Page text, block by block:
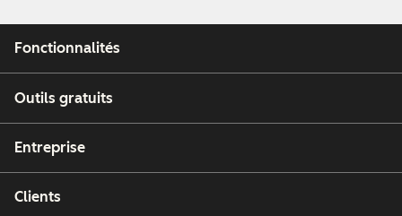
Fonctionnalités
Outils gratuits
Entreprise
Clients